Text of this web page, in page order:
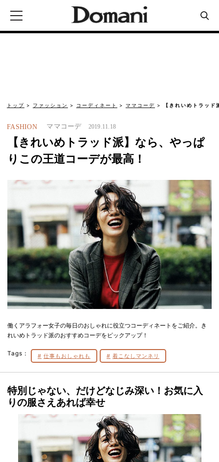
トップ ファッション コーディネート ママコーデ 【きれいめトラッ
FASHION ママコーデ 2019.11.18
【きれいめトラッド派】なら、やっぱ
りこの王道コーデが最高！
働くアラフォー女子の毎日のおしゃれに役立つコーディネートをご紹介。き
れいめトラッド派のおすすめコーデをピックアップ！
Tags： 仕事もおしゃれも 着こなしマンネリ
特別じゃない、だけどなじみ深い！お気に入
りの服さえあれば幸せ